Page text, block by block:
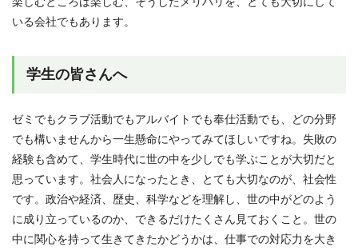
いる会社でもあります。
学生の皆さんへ
ゼミでもクラブ活動でもアルバイトでも奉仕活動でも、どの分野
でも構いませんから一生懸命にやってみてほしいですね。失敗の
経験も含めて、学生時代に世の中を少しでも学ぶことが大切だと
思っています。社会人になったとき、とても大切なのが、社会性
です。政治や経済、歴史、科学などを理解し、世の中がどのよう
に成り立っているのか、できるだけたくさん見ておくこと。世の
中に関心を持って生きてきたかどうかは、仕事での対応力を大き